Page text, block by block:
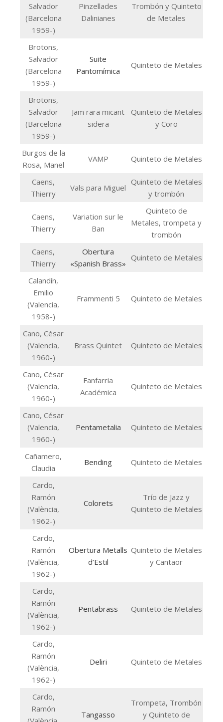
Salvador
(Barcelona
1959-)
Pinzellades
Dalinianes
Trombón y Quinteto
de Metales
Brotons,
Salvador
(Barcelona
1959-)
Suite
Pantomímica
Quinteto de Metales
Brotons,
Salvador
(Barcelona
1959-)
Jam rara micant
sidera
Quinteto de Metales
y Coro
Burgos de la
Rosa, Manel
VAMP Quinteto de Metales
Caens,
Thierry
Vals para Miguel
Quinteto de Metales
y trombón
Caens,
Thierry
Variation sur le
Ban
Quinteto de
Metales, trompeta y
trombón
Caens,
Thierry
Obertura
«Spanish Brass»
Quinteto de Metales
Calandín,
Emilio
(Valencia,
1958-)
Frammenti 5 Quinteto de Metales
Cano, César
(Valencia,
1960-)
Brass Quintet Quinteto de Metales
Cano, César
(Valencia,
1960-)
Fanfarria
Académica
Quinteto de Metales
Cano, César
(Valencia,
1960-)
Pentametalia Quinteto de Metales
Cañamero,
Claudia
Bending Quinteto de Metales
Cardo,
Ramón
(València,
1962-)
Colorets
Trío de Jazz y
Quinteto de Metales
Cardo,
Ramón
(València,
1962-)
Obertura Metalls
d’Estil
Quinteto de Metales
y Cantaor
Cardo,
Ramón
(València,
1962-)
Pentabrass Quinteto de Metales
Cardo,
Ramón
(València,
1962-)
Deliri Quinteto de Metales
Cardo,
Ramón
Tangasso
Trompeta, Trombón
y Quinteto de